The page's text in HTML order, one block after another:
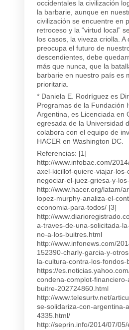
occidentales la civilización
la barbarie, aunque en
civilización se encuentre en
retroceso y la “virtud local”
los casos, la viveza criolla. A
preocupa el futuro de
descendientes, debe
más que nunca, que la
barbarie en nuestro país es
prioritaria.
* Daniela E. Rodríguez es
Programas de la Fundación
Argentina, es Licenciada en
egresada de la Universidad
colabora con el equipo de
HACER en Washington DC.
Referencias: [1]
http://www.infobae.com/
axel-kicillof-quiere-viajar-
negociar-el-juez-griesa-y-
http://www.hacer.org/latam/
lopez-murphy-analiza-el-
economia-para-todos/ [3]
http://
a-traves-de-una-solicitada-
no-a-los-buitres.html
http://www.infonews.com/
152390-charly-garcia-y-
la-cultura-contra-los-fondos-
https://
condena-complot-
buitre-202724860.html
http://www.telesurtv.net/
se-solidariza-con-argentina-
4335.html/
http://seprin.info/2014/07/